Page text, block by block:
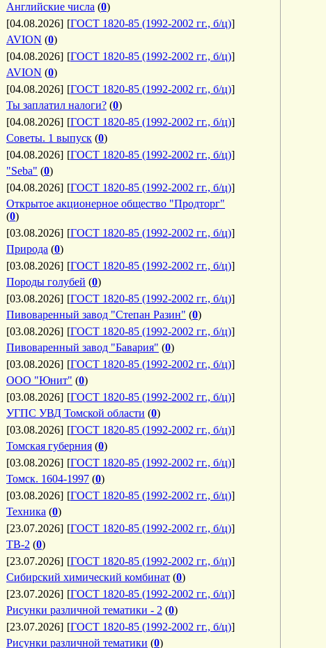
Английские числа (0)
[04.08.2026] [ГОСТ 1820-85 (1992-2002 гг., б/ц)]
AVION (0)
[04.08.2026] [ГОСТ 1820-85 (1992-2002 гг., б/ц)]
AVION (0)
[04.08.2026] [ГОСТ 1820-85 (1992-2002 гг., б/ц)]
Ты заплатил налоги? (0)
[04.08.2026] [ГОСТ 1820-85 (1992-2002 гг., б/ц)]
Советы. 1 выпуск (0)
[04.08.2026] [ГОСТ 1820-85 (1992-2002 гг., б/ц)]
"Seba" (0)
[04.08.2026] [ГОСТ 1820-85 (1992-2002 гг., б/ц)]
Открытое акционерное общество "Продторг"
(0)
[03.08.2026] [ГОСТ 1820-85 (1992-2002 гг., б/ц)]
Природа (0)
[03.08.2026] [ГОСТ 1820-85 (1992-2002 гг., б/ц)]
Породы голубей (0)
[03.08.2026] [ГОСТ 1820-85 (1992-2002 гг., б/ц)]
Пивоваренный завод "Степан Разин" (0)
[03.08.2026] [ГОСТ 1820-85 (1992-2002 гг., б/ц)]
Пивоваренный завод "Бавария" (0)
[03.08.2026] [ГОСТ 1820-85 (1992-2002 гг., б/ц)]
ООО "Юнит" (0)
[03.08.2026] [ГОСТ 1820-85 (1992-2002 гг., б/ц)]
УГПС УВД Томской области (0)
[03.08.2026] [ГОСТ 1820-85 (1992-2002 гг., б/ц)]
Томская губерния (0)
[03.08.2026] [ГОСТ 1820-85 (1992-2002 гг., б/ц)]
Томск. 1604-1997 (0)
[03.08.2026] [ГОСТ 1820-85 (1992-2002 гг., б/ц)]
Техника (0)
[23.07.2026] [ГОСТ 1820-85 (1992-2002 гг., б/ц)]
ТВ-2 (0)
[23.07.2026] [ГОСТ 1820-85 (1992-2002 гг., б/ц)]
Сибирский химический комбинат (0)
[23.07.2026] [ГОСТ 1820-85 (1992-2002 гг., б/ц)]
Рисунки различной тематики - 2 (0)
[23.07.2026] [ГОСТ 1820-85 (1992-2002 гг., б/ц)]
Рисунки различной тематики (0)